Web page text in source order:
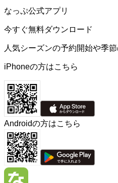
なっぷ公式アプリ
今すぐ無料ダウンロード
人気シーズンの予約開始や季
iPhoneの方はこちら
Androidの方はこちら